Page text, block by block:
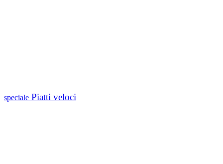
speciale Piatti veloci